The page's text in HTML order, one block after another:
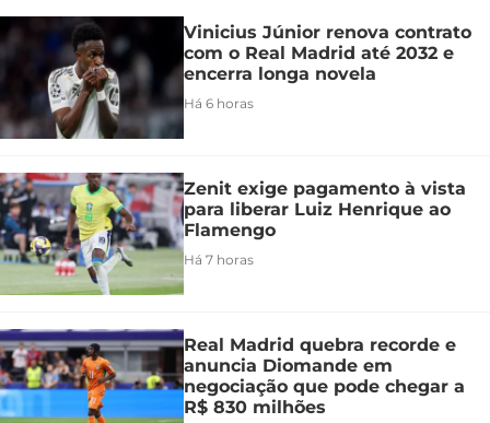
Vinicius Júnior renova contrato
com o Real Madrid até 2032 e
encerra longa novela
Há 6 horas
Zenit exige pagamento à vista
para liberar Luiz Henrique ao
Flamengo
Há 7 horas
Real Madrid quebra recorde e
anuncia Diomande em
negociação que pode chegar a
R$ 830 milhões